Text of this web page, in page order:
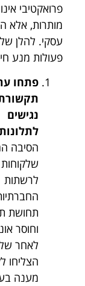
פרואקטיבי אינו
מותרות, אלא
עסקי. להלן
פעולות מנע
פתחו
נגישים
הסיבה
שלקוחות
לרשתות
תחושת
וחוסר
לאחר
הצליחו
מענה